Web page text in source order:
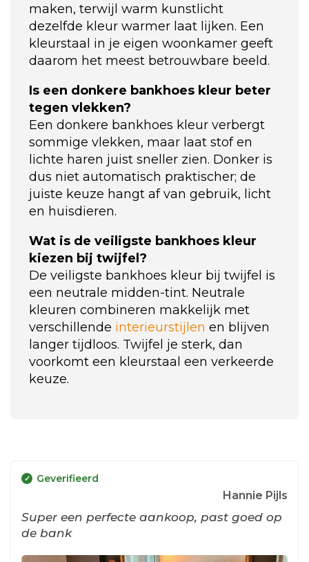
maken, terwijl warm kunstlicht
dezelfde kleur warmer laat lijken. Een
kleurstaal in je eigen woonkamer geeft
daarom het meest betrouwbare beeld.
Is een donkere bankhoes kleur beter
tegen vlekken?
Een donkere bankhoes kleur verbergt
sommige vlekken, maar laat stof en
lichte haren juist sneller zien. Donker is
dus niet automatisch praktischer; de
juiste keuze hangt af van gebruik, licht
en huisdieren.
Wat is de veiligste bankhoes kleur
kiezen bij twijfel?
De veiligste bankhoes kleur bij twijfel is
een neutrale midden-tint. Neutrale
kleuren combineren makkelijk met
verschillende interieurstijlen en blijven
langer tijdloos. Twijfel je sterk, dan
voorkomt een kleurstaal een verkeerde
keuze.
Geverifieerd
Hannie Pijls
Super een perfecte aankoop, past goed op
de bank